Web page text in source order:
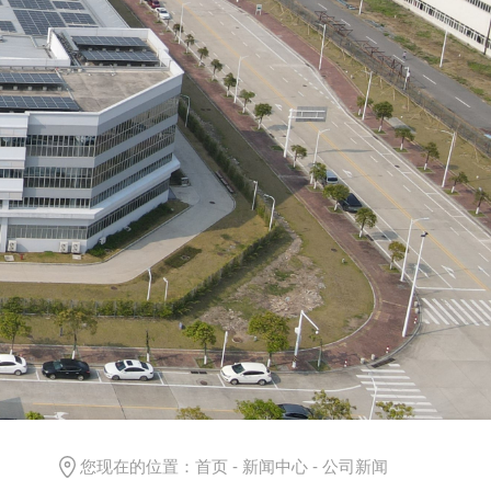
您现在的位置： 首页 - 新闻中心- 公司新闻